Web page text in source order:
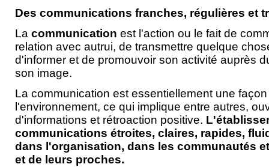
Des communications franches, régulières et
La communication est l'action ou le fait de
relation avec autrui, de transmettre quelque
d'informer et de promouvoir son activité auprès
son image.
La communication est essentiellement une
l'environnement, ce qui implique entre autres,
d'informations et rétroaction positive.
communications étroites, claires, rapides,
dans l'organisation, dans les communautés
et de leurs proches.